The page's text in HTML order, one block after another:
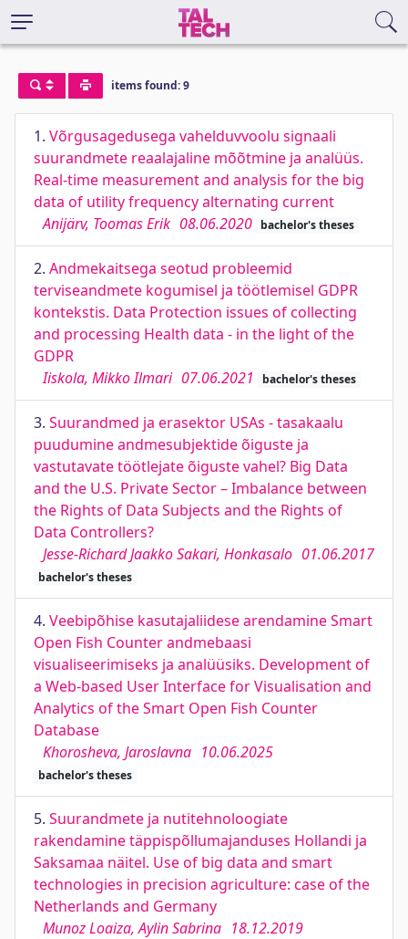
items found: 9
1. Võrgusagedusega vahelduvvoolu signaali
suurandmete reaalajaline mõõtmine ja analüüs.
Real-time measurement and analysis for the big
data of utility frequency alternating current
Anijärv, Toomas Erik 08.06.2020 bachelor's theses
2. Andmekaitsega seotud probleemid
terviseandmete kogumisel ja töötlemisel GDPR
kontekstis. Data Protection issues of collecting
and processing Health data - in the light of the
GDPR
Iiskola, Mikko Ilmari 07.06.2021 bachelor's theses
3. Suurandmed ja erasektor USAs - tasakaalu
puudumine andmesubjektide õiguste ja
vastutavate töötlejate õiguste vahel? Big Data
and the U.S. Private Sector – Imbalance between
the Rights of Data Subjects and the Rights of
Data Controllers?
Jesse-Richard Jaakko Sakari, Honkasalo 01.06.2017
bachelor's theses
4. Veebipõhise kasutajaliidese arendamine Smart
Open Fish Counter andmebaasi
visualiseerimiseks ja analüüsiks. Development of
a Web-based User Interface for Visualisation and
Analytics of the Smart Open Fish Counter
Database
Khorosheva, Jaroslavna 10.06.2025
bachelor's theses
5. Suurandmete ja nutitehnoloogiate
rakendamine täppispõllumajanduses Hollandi ja
Saksamaa näitel. Use of big data and smart
technologies in precision agriculture: case of the
Netherlands and Germany
Munoz Loaiza, Aylin Sabrina 18.12.2019